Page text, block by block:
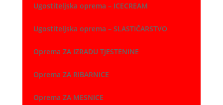
Ugostiteljska oprema – ICECREAM
Ugostiteljska oprema – SLASTIČARSTVO
Oprema ZA IZRADU TJESTENINE
Oprema ZA RIBARNICE
Oprema ZA MESNICE